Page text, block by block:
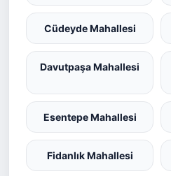
Cüdeyde Mahallesi
Davutpaşa Mahallesi
Esentepe Mahallesi
Fidanlık Mahallesi